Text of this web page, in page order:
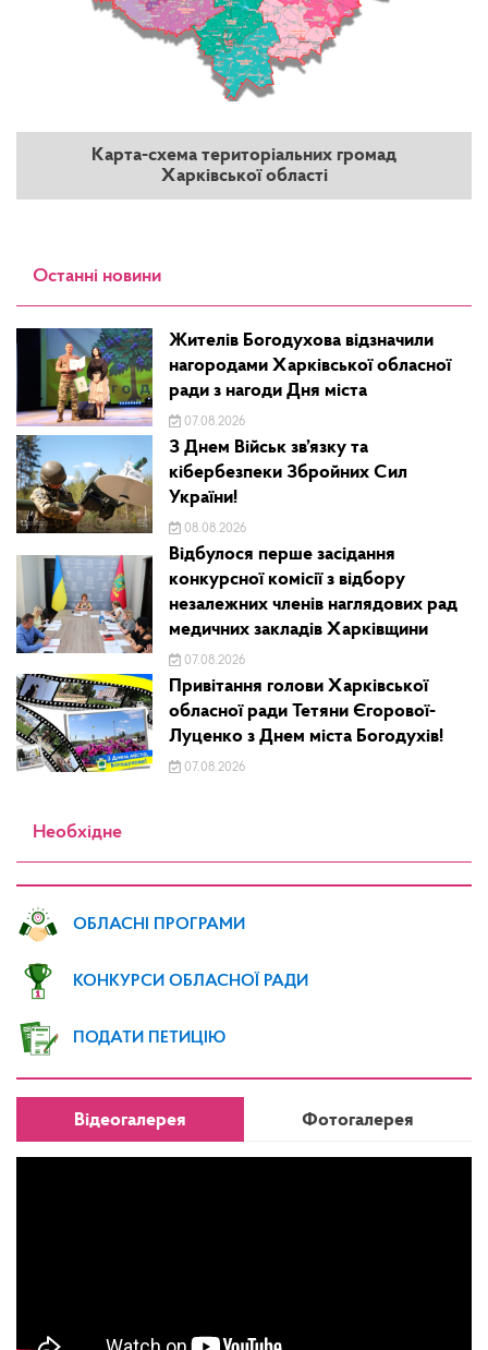
Карта-схема територіальних громад
Харківської області
Останні новини
Жителів Богодухова відзначили
нагородами Харківської обласної
ради з нагоди Дня міста
07.08.2026
З Днем Військ зв’язку та
кібербезпеки Збройних Сил
України!
08.08.2026
Відбулося перше засідання
конкурсної комісії з відбору
незалежних членів наглядових рад
медичних закладів Харківщини
07.08.2026
Привітання голови Харківської
обласної ради Тетяни Єгорової-
Луценко з Днем міста Богодухів!
07.08.2026
Необхідне
ОБЛАСНІ ПРОГРАМИ
КОНКУРСИ ОБЛАСНОЇ РАДИ
ПОДАТИ ПЕТИЦІЮ
Відеогалерея Фотогалерея